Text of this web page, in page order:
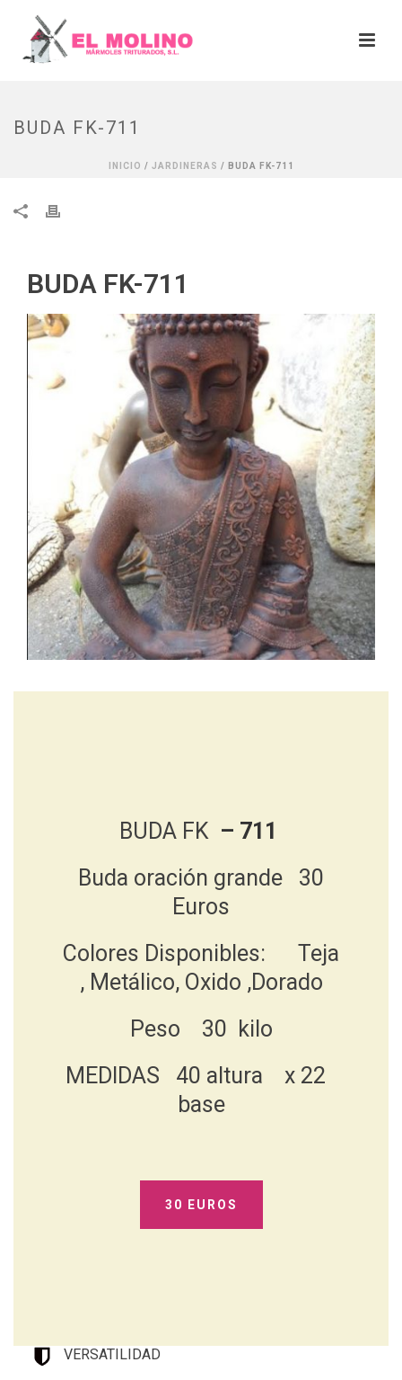
BUDA FK-711
INICIO / JARDINERAS / BUDA FK-711
BUDA FK-711
BUDA FK – 711
Buda oración grande 30
Euros
Colores Disponibles: Teja
, Metálico, Oxido ,Dorado
Peso 30 kilo
MEDIDAS 40 altura x 22
base
30 EUROS
VERSATILIDAD